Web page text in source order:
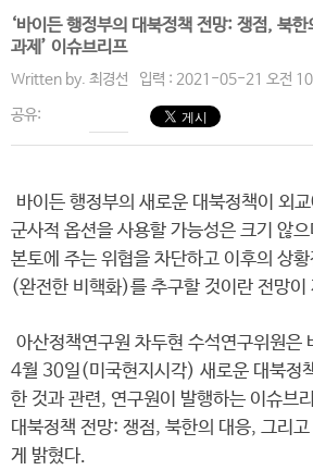
‘바이든 행정부의 대북정책 전망: 쟁점, 북
과제’ 이슈브리프
Written by. 최경선 입력 : 2021-05-21 오전
공유:
바이든 행정부의 새로운 대북정책이 외
군사적 옵션을 사용할 가능성은 크기 않으
본토에 주는 위협을 차단하고 이후의 상
(완전한 비핵화)를 추구할 것이란 전망이
아산정책연구원 차두현 수석연구위원은
4월 30일(미국현지시각) 새로운 대북정
한 것과 관련, 연구원이 발행하는 이슈브
대북정책 전망: 쟁점, 북한의 대응, 그리
게 밝혔다.